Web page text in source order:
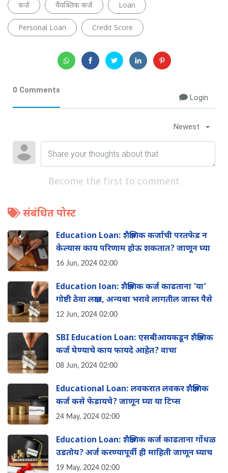
कर्ज वैयक्तिक कर्ज Loan
Personal Loan Credit Score
0 Comments
Login
Newest
Become the first to comment
संबंधित पोस्ट
Education Loan: शैक्षणिक कर्जाची परतफेड न
केल्यास काय परिणाम होऊ शकतात? जाणून घ्या
16 Jun, 2024 02:00
Education loan: शैक्षणिक कर्ज काढताना 'या'
गोष्टी ठेवा लक्षात, अन्यथा भरावे लागतील जास्त पैसे
12 Jun, 2024 02:00
SBI Education Loan: एसबीआयकडून शैक्षणिक
कर्ज घेण्याचे काय फायदे आहेत? वाचा
08 Jun, 2024 02:00
Educational Loan: लवकरात लवकर शैक्षणिक
कर्ज कसे फेडायचे? जाणून घ्या या टिप्स
24 May, 2024 02:00
Education Loan: शैक्षणिक कर्ज काढताना गोंधळ
उडतोय? अर्ज करण्यापूर्वी ही माहिती जाणून घ्याच
19 May, 2024 02:00